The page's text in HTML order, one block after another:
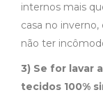
internos mais
casa no inverno,
não ter
3) Se for lavar
tecidos 100%